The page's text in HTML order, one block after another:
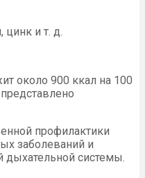
цинк и т. д.
около 900 ккал на 100
профилактики
заболеваний и
дыхательной системы.